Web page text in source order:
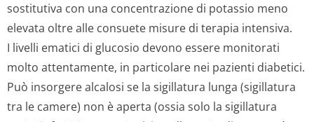
sostitutiva con una concentrazione di potassio meno
elevata oltre alle consuete misure di terapia intensiva.
I livelli ematici di glucosio devono essere monitorati
molto attentamente, in particolare nei pazienti diabetici.
Può insorgere alcalosi se la sigillatura lunga (sigillatura
tra le camere) non è aperta (ossia solo la sigillatura